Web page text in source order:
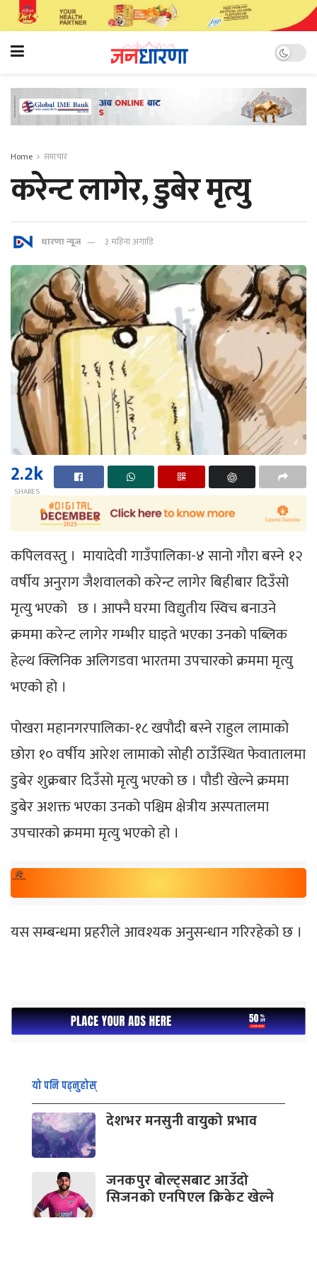
Home समाचार
करेन्ट लागेर, डुबेर मृत्यु
धारणा न्यूज ३ महिना अगाडि
2.2k
SHARES
कपिलवस्तु । मायादेवी गाउँपालिका-४ सानो गौरा बस्ने १२
वर्षीय अनुराग जैशवालको करेन्ट लागेर बिहीबार दिउँसो
मृत्यु भएको छ । आफ्नै घरमा विद्युतीय स्विच बनाउने
क्रममा करेन्ट लागेर गम्भीर घाइते भएका उनको पब्लिक
हेल्थ क्लिनिक अलिगडवा भारतमा उपचारको क्रममा मृत्यु
भएको हो ।
पोखरा महानगरपालिका-१८ खपौदी बस्ने राहुल लामाको
छोरा १० वर्षीय आरेश लामाको सोही ठाउँस्थित फेवातालमा
डुबेर शुक्रबार दिउँसो मृत्यु भएको छ । पौडी खेल्ने क्रममा
डुबेर अशक्त भएका उनको पश्चिम क्षेत्रीय अस्पतालमा
उपचारको क्रममा मृत्यु भएको हो ।
यस सम्बन्धमा प्रहरीले आवश्यक अनुसन्धान गरिरहेको छ ।
यो पनि पढ्नुहोस्
देशभर मनसुनी वायुको प्रभाव
जनकपुर बोल्ट्सबाट आउँदो
सिजनको एनपिएल क्रिकेट खेल्ने